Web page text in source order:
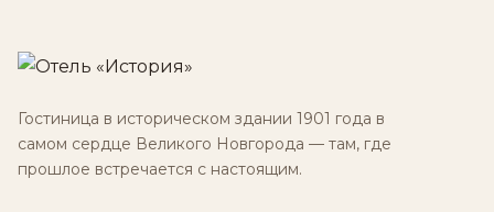
Гостиница в историческом здании 1901 года в
самом сердце Великого Новгорода — там, где
прошлое встречается с настоящим.